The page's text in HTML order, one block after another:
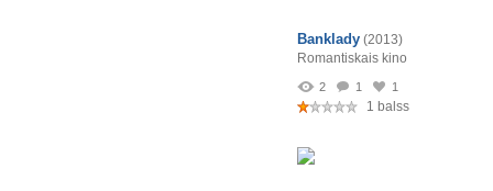
Banklady (2013)
Romantiskais kino
2 1 1
1 balss